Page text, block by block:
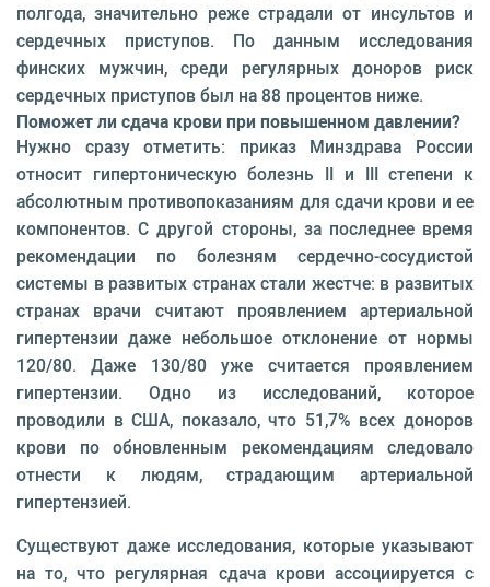
полгода, значительно реже страдали от инсультов и
сердечных приступов. По данным исследования
финских мужчин, среди регулярных доноров риск
сердечных приступов был на 88 процентов ниже.
Поможет ли сдача крови при повышенном давлении?
Нужно сразу отметить: приказ Минздрава России
относит гипертоническую болезнь II и III степени к
абсолютным противопоказаниям для сдачи крови и ее
компонентов. С другой стороны, за последнее время
рекомендации по болезням сердечно-сосудистой
системы в развитых странах стали жестче: в развитых
странах врачи считают проявлением артериальной
гипертензии даже небольшое отклонение от нормы
120/80. Даже 130/80 уже считается проявлением
гипертензии. Одно из исследований, которое
проводили в США, показало, что 51,7% всех доноров
крови по обновленным рекомендациям следовало
отнести к людям, страдающим артериальной
гипертензией.
Существуют даже исследования, которые указывают
на то, что регулярная сдача крови ассоциируется с